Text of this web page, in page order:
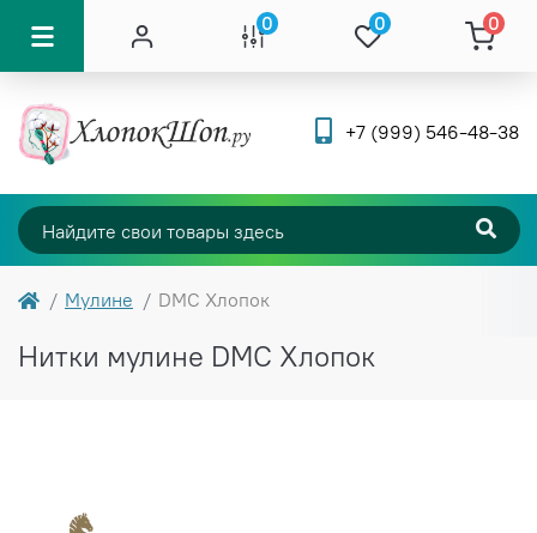
0 0 0
+7 (999) 546-48-38
Мулине DMC Хлопок
Нитки мулине DMC Хлопок